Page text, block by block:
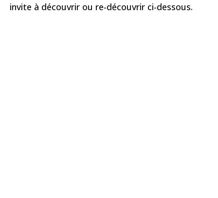
invite à découvrir ou re-découvrir ci-dessous.